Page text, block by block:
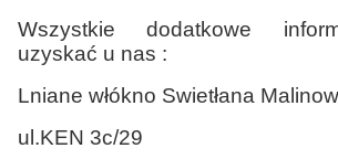
Wszystkie dodatkowe
uzyskać u nas :
Lniane włókno Swietłana
ul.KEN 3c/29